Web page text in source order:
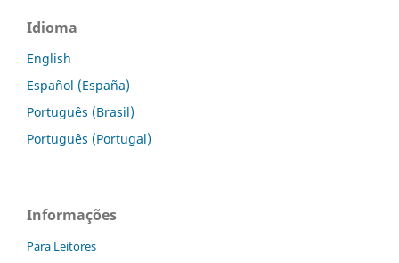
Idioma
English
Español (España)
Português (Brasil)
Português (Portugal)
Informações
Para Leitores